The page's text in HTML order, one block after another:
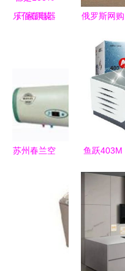
乐佰嘉电器
有商品都是
100%厂家
原装
俄罗斯网购
厨房小家电
销量增长显
著
苏州春兰空
鱼跃403M
康的贴心守
护者